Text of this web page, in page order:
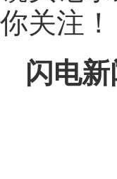
你关注！
闪电